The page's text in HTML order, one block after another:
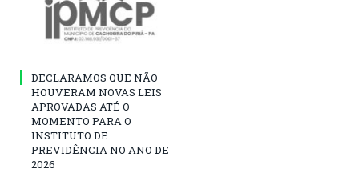
DECLARAMOS QUE NÃO
HOUVERAM NOVAS LEIS
APROVADAS ATÉ O
MOMENTO PARA O
INSTITUTO DE
PREVIDÊNCIA NO ANO DE
2026